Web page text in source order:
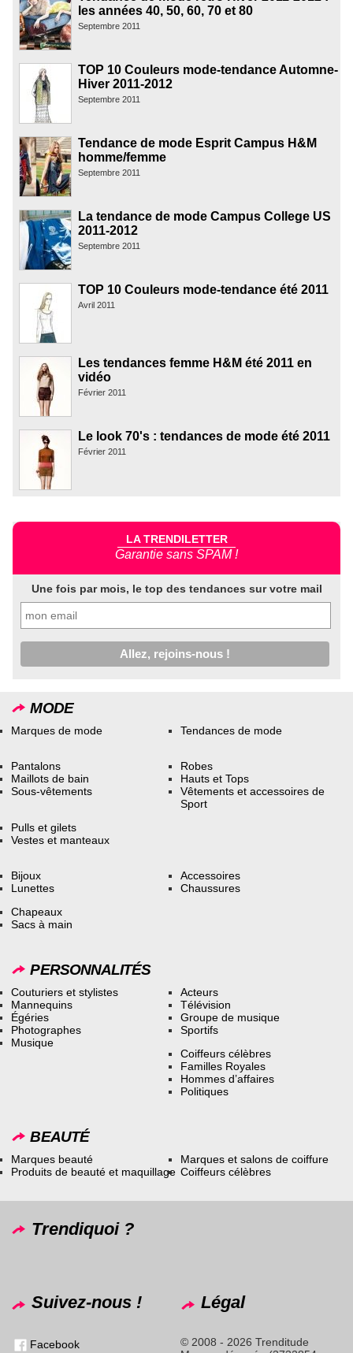
les années 40, 50, 60, 70 et 80
Septembre 2011
TOP 10 Couleurs mode-tendance Automne-
Hiver 2011-2012
Septembre 2011
Tendance de mode Esprit Campus H&M
homme/femme
Septembre 2011
La tendance de mode Campus College US
2011-2012
Septembre 2011
TOP 10 Couleurs mode-tendance été 2011
Avril 2011
Les tendances femme H&M été 2011 en
vidéo
Février 2011
Le look 70's : tendances de mode été 2011
Février 2011
LA TRENDILETTER
Garantie sans SPAM !
Une fois par mois, le top des tendances sur votre mail
MODE
Marques de mode Tendances de mode
Pantalons
Maillots de bain
Sous-vêtements
Robes
Hauts et Tops
Vêtements et accessoires de
Sport
Pulls et gilets
Vestes et manteaux
Bijoux
Lunettes
Accessoires
Chaussures
Chapeaux
Sacs à main
PERSONNALITÉS
Couturiers et stylistes
Mannequins
Égéries
Photographes
Musique
Acteurs
Télévision
Groupe de musique
Sportifs
Coiffeurs célèbres
Familles Royales
Hommes d’affaires
Politiques
BEAUTÉ
Marques beauté
Produits de beauté et maquillage
Marques et salons de coiffure
Coiffeurs célèbres
Trendiquoi ?
Suivez-nous !
Facebook
Légal
© 2008 - 2026 Trenditude